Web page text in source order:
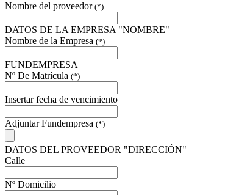
Nombre del proveedor (*)
DATOS DE LA EMPRESA "NOMBRE"
Nombre de la Empresa (*)
FUNDEMPRESA
Nº De Matrícula (*)
Insertar fecha de vencimiento
Adjuntar Fundempresa (*)
DATOS DEL PROVEEDOR "DIRECCIÓN"
Calle
Nº Domicilio